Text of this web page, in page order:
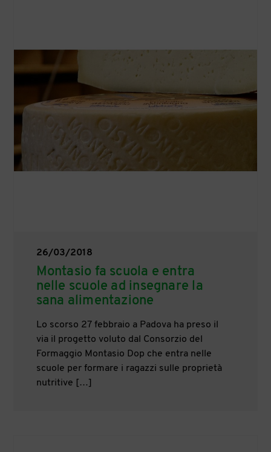
26/03/2018
Montasio fa scuola e entra
nelle scuole ad insegnare la
sana alimentazione
Lo scorso 27 febbraio a Padova ha preso il
via il progetto voluto dal Consorzio del
Formaggio Montasio Dop che entra nelle
scuole per formare i ragazzi sulle proprietà
nutritive […]